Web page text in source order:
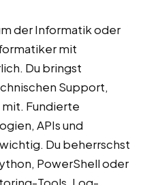
der Informatik oder
mit
Du bringst
Support,
Fundierte
APIs und
Du beherrschst
PowerShell oder